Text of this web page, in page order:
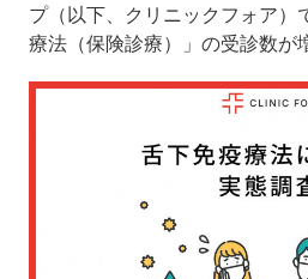
プ（以下、クリニックフォア）
療法（保険診療）」の受診数が